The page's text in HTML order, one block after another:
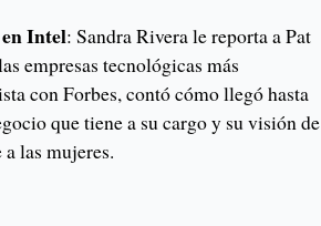
Intel: Sandra Rivera le reporta a Pat
empresas tecnológicas más
con Forbes, contó cómo llegó hasta
que tiene a su cargo y su visión de
las mujeres.